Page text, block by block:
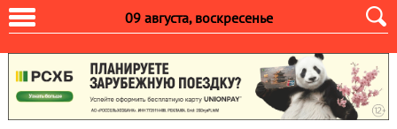
09 августа, воскресенье